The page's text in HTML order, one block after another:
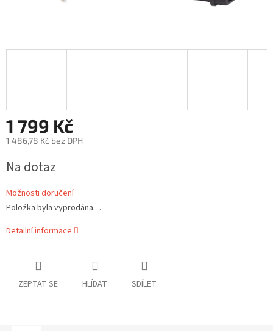
1 799 Kč
1 486,78 Kč bez DPH
cena:
Na dotaz
Možnosti doručení
Položka byla vyprodána…
Detailní informace
ZEPTAT SE HLÍDAT SDÍLET